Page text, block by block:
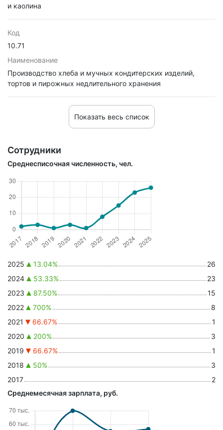
и каолина
Код
10.71
Наименование
Производство хлеба и мучных кондитерских изделий,
тортов и пирожных недлительного хранения
Показать весь список
Сотрудники
Среднесписочная численность, чел.
2025 13.04%
26
2024
53.33%
23
2023
87.50%
15
2022
700%
8
2021
66.67%
1
2020
200%
3
2019
66.67%
1
2018
50%
3
2017
2
Среднемесячная зарплата, руб.